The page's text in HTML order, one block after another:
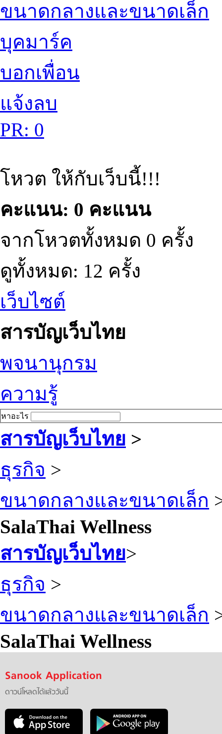
ขนาดกลางและขนาดเล็ก
บุคมาร์ค
บอกเพื่อน
แจ้งลบ
PR: 0
โหวต ให้กับเว็บนี้!!!
คะแนน: 0 คะแนน
จากโหวตทั้งหมด 0 ครั้ง
ดูทั้งหมด: 12 ครั้ง
เว็บไซต์
สารบัญเว็บไทย
พจนานุกรม
ความรู้
หาอะไร
สารบัญเว็บไทย >
ธุรกิจ >
ขนาดกลางและขนาดเล็ก
SalaThai Wellness
สารบัญเว็บไทย>
ธุรกิจ >
ขนาดกลางและขนาดเล็ก
SalaThai Wellness
Sanook Application
ดาวน์โหลดได้แล้ววันนี้